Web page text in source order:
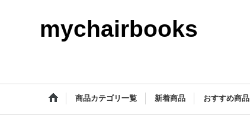
mychairbooks
商品カテゴリ一覧 新着商品 おすすめ商品